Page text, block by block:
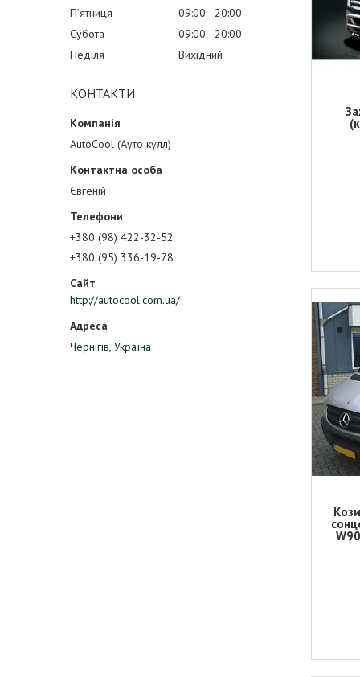
Пʼятниця
09:00
20:00
Субота
09:00
20:00
Неділя
Вихідний
КОНТАКТИ
AutoCool (Ауто кулл)
Євгеній
+380 (98) 422-32-52
+380 (95) 336-19-78
http://autocool.com.ua/
Чернігів, Україна